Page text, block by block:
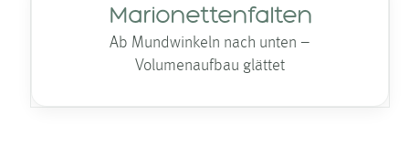
Marionettenfalten
Ab Mundwinkeln nach unten –
Volumenaufbau glättet